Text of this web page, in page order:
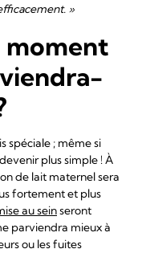
»
spéciale ; même si
plus simple ! À
de lait maternel sera
fortement et plus
au seinseront
parviendra mieux à
ou les fuites